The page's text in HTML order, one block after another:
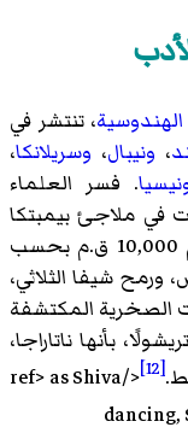
الهندوسية، تنتشر في
، ونيبال، وسريلانكا،
. فسر العلماء
في ملاجئ بيمبتكا
الصخرية، وترجع إلى الفترة السابقة لعام 10,000 ق.م بحسب
ورمح شيفا الثلاثي،
الصخرية المكتشفة
بأنها ناتاراجا،
[12]
</ref> as Shiva
dancing,